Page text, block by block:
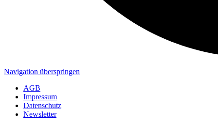
Navigation überspringen
AGB
Impressum
Datenschutz
Newsletter